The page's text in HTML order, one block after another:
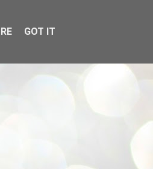
GOT IT